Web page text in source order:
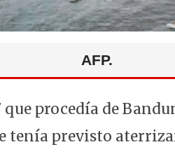
AFP.
que procedía de
tenía previsto